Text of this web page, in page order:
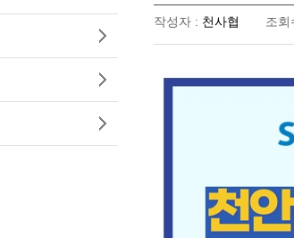
작성자 : 천사협 조회